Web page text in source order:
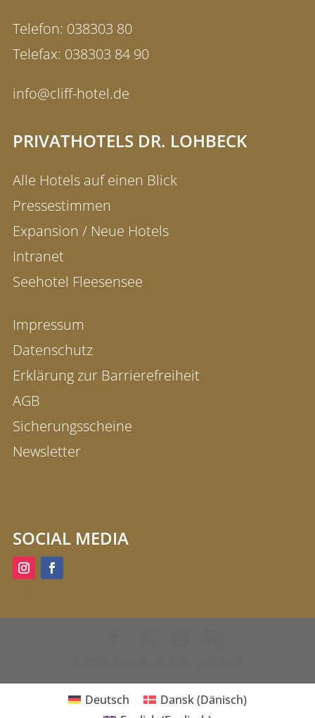
Telefon: 038303 80
Telefax: 038303 84 90
info@cliff-hotel.de
PRIVATHOTELS DR. LOHBECK
Alle Hotels auf einen Blick
Pressestimmen
Expansion / Neue Hotels
Intranet
Seehotel Fleesensee
Impressum
Datenschutz
Erklärung zur Barrierefreiheit
AGB
Sicherungsscheine
Newsletter
SOCIAL MEDIA
Deutsch Dansk(Dänisch)